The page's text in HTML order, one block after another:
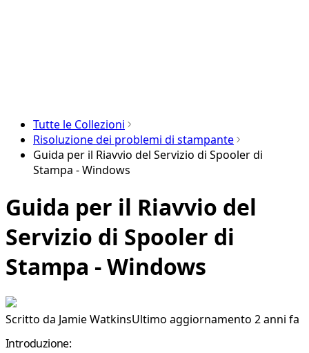
Tutte le Collezioni
Risoluzione dei problemi di stampante
Guida per il Riavvio del Servizio di Spooler di
Stampa - Windows
Guida per il Riavvio del
Servizio di Spooler di
Stampa - Windows
Scritto da Jamie WatkinsUltimo aggiornamento 2 anni fa
Introduzione: